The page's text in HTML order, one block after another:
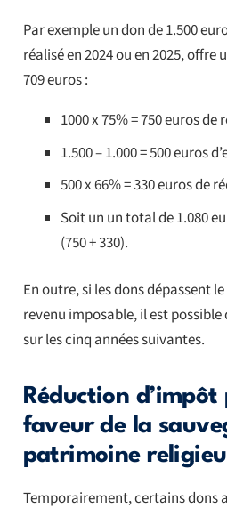
Par exemple un don de 1.500
réalisé en 2024 ou en 2025,
709 euros :
1000 x 75% = 750 euros de
1.500 – 1.000 = 500 euros
500 x 66% = 330 euros de
Soit un un total de 1.080
(750 + 330).
En outre, si les dons dépassent
revenu imposable, il est possible
sur les cinq années suivantes.
Réduction
faveur de la
patrimoine
Temporairement, certains dons